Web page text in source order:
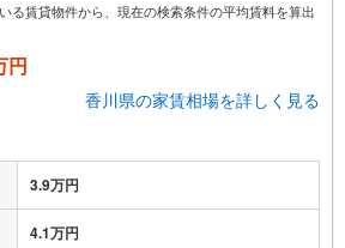
る賃貸物件から、現在の検索条件の平均賃料を算出
円
香川県の家賃相場を詳しく見る
3.9万円
4.1万円